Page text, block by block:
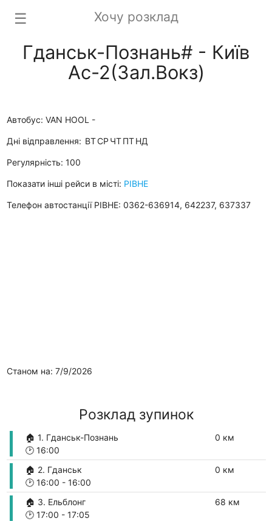
Хочу розклад
☰
Гданськ-Познань# - Київ
Ас-2(Зал.Вокз)
Автобус: VAN HOOL -
Дні відправлення: ВТСР ЧТ ПТ НД
Регулярність: 100
Показати інші рейси в місті: РІВНЕ
Телефон автостанції РІВНЕ: 0362-636914, 642237, 637337
Станом на: 7/9/2026
Розклад зупинок
🏠 1. Гданськ-Познань
🕑16:00
0 км
🏠 2. Гданськ
🕑16:00 - 16:00
0 км
🏠 3. Ельблонг
🕑17:00 - 17:05
68 км